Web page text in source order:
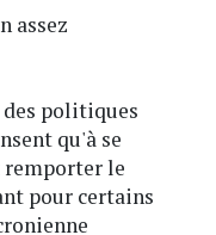
assez
des politiques
qu'à se
remporter le
pour certains